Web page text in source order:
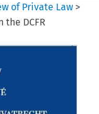
of Private Law >
the DCFR